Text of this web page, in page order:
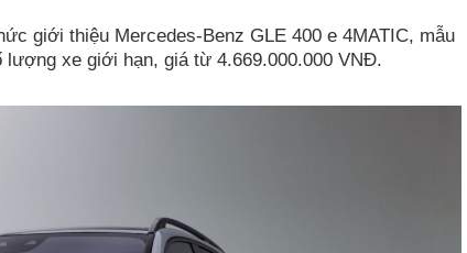
giới thiệu Mercedes-Benz GLE 400 e 4MATIC, mẫu
xe giới hạn, giá từ 4.669.000.000 VNĐ.